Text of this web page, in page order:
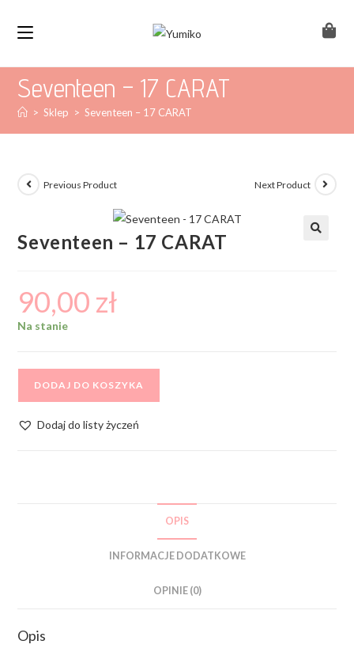
Seventeen – 17 CARAT
> Sklep > Seventeen – 17 CARAT
Previous Product Next Product
Seventeen – 17 CARAT
90,00 zł
Na stanie
DODAJ DO KOSZYKA
Dodaj do listy życzeń
OPIS
INFORMACJE DODATKOWE
OPINIE (0)
Opis